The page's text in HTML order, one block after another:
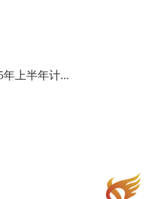
年上半年计...